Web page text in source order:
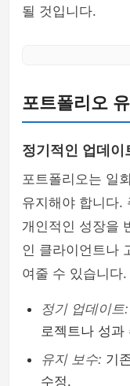
될 것입니다.
포트폴리오
정기적인 업데이
포트폴리오는 일
유지해야 합니다.
개인적인 성장을
인 클라이언트나
여줄 수 있습니다.
정기 업데이트:
로젝트나 성과
유지 보수: 기
수정.